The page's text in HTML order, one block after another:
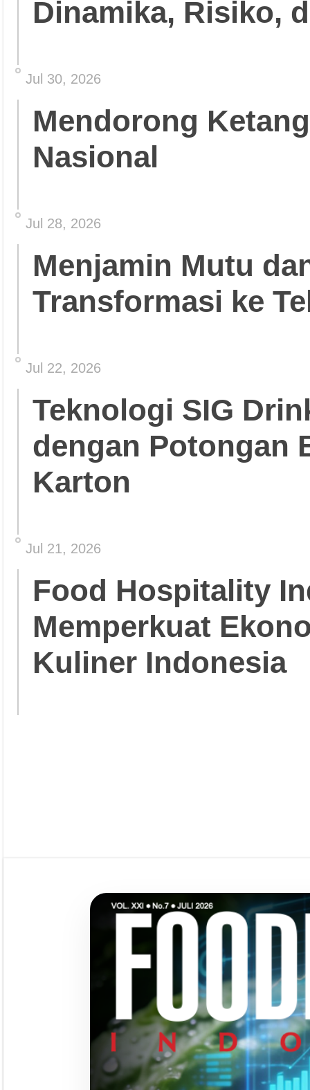
Dinamika, Risiko,
Jul 30, 2026
Mendorong
Nasional
Jul 28, 2026
Menjamin Mutu
Transformasi ke
Jul 22, 2026
Teknologi SIG
dengan Potongan
Karton
Jul 21, 2026
Food Hospitality
Memperkuat
Kuliner Indonesia